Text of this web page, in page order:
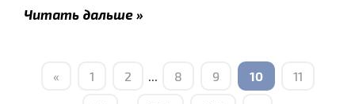
Читать дальше »
« 1 2 ... 8 9 10 11